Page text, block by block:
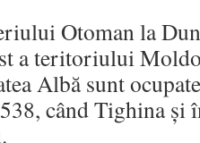
Otoman la
a teritoriului
Albă sunt
când Tighina şi